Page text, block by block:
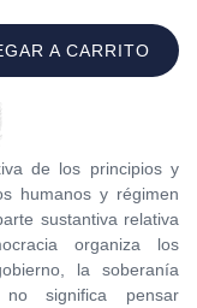
A CARRITO
de los principios y
humanos y régimen
sustantiva relativa
organiza los
la soberanía
significa pensar